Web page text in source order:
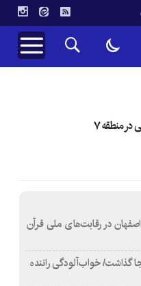
در منطقه ۷
اصفهان در رقابت‌های ملی قرآن
فریدن ۴ فوتی برجا گذاشت/ خواب‌آلودگی راننده